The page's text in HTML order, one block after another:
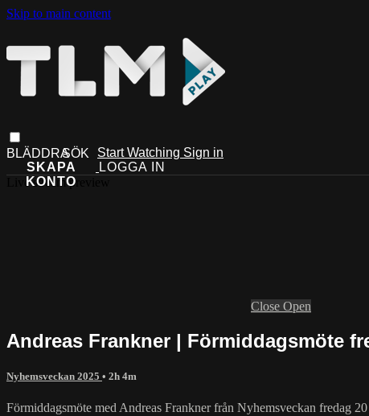
Skip to main content
Start Watching Sign in
Live stream preview
Close Open
Andreas Frankner | Förmiddagsmöte
Nyhemsveckan 2025 • 2h 4m
Förmiddagsmöte med Andreas Frankner från Nyhemsveckan fredag